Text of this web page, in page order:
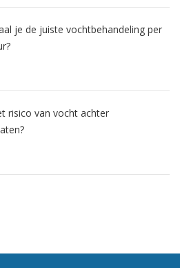
je de juiste vochtbehandeling per
risico van vocht achter